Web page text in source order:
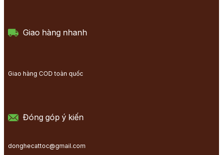
Giao hàng nhanh
Giao hàng COD toàn quốc
Đóng góp ý kiến
donghecattoc@gmail.com